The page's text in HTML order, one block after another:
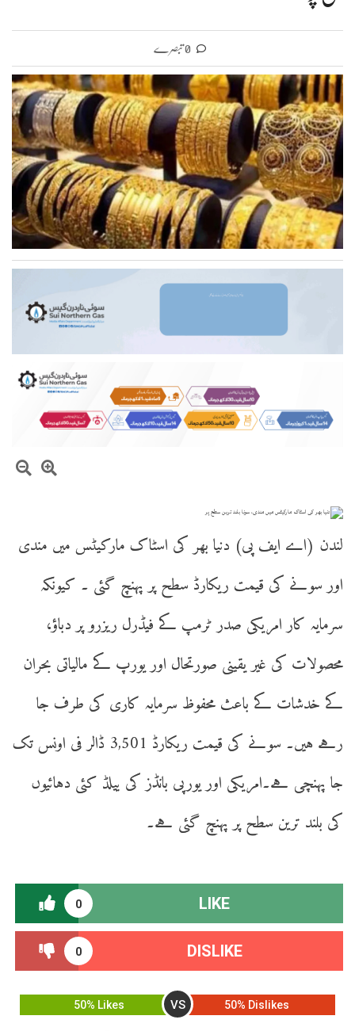
0 تبصرے
لندن (اے ایف پی) دنیا بھر کی اسٹاک مارکیٹس میں مندی
اور سونے کی قیمت ریکارڈ سطح پر پہنچ گئی ۔ کیونکہ
سرمایہ کار امریکی صدر ٹرمپ کے فیڈرل ریزرو پر دباؤ،
محصولات کی غیر یقینی صورتحال اور یورپ کے مالیاتی بحران
کے خدشات کے باعث محفوظ سرمایہ کاری کی طرف جا
رہے ہیں۔ سونے کی قیمت ریکارڈ 3,501 ڈالر فی اونس تک
جا پہنچی ہے۔امریکی اور یورپی بانڈز کی ییلڈ کئی دہائیوں
کی بلند ترین سطح پر پہنچ گئی ہے۔
0 LIKE
0 DISLIKE
50% Likes VS 50% Dislikes